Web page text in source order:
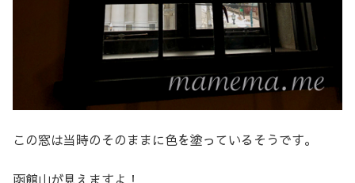
この窓は当時のそのままに色を塗っているそうです。
函館山が見えますよ！